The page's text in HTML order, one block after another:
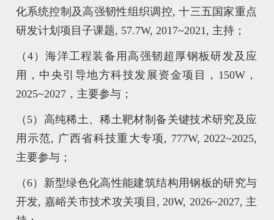
化系统控制及高强韧性组织调控, 十三五国家重点
研发计划项目子课题, 57.7W, 2017~2021, 主持；
（4）海洋工程装备用高强韧超厚钢板研发及应
用，中央引导地方科技发展资金项目，150W，
2025~2027，主要参与；
（5）高纯稀土、稀土靶材制备关键技术研究及应
用示范, 广西省科技重大专项, 777W, 2022~2025,
主要参与；
（6）新型绿色化高性能建筑结构用钢板的研究与
开发, 嘉峪关市技术攻关项目, 20W, 2026~2027, 主